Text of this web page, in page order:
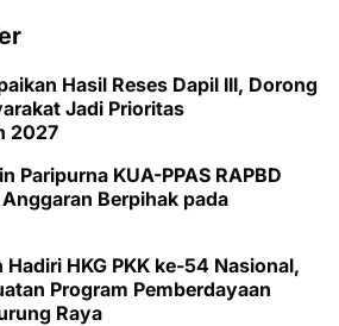
Hasil Reses Dapil III, Dorong
Jadi Prioritas
2027
Paripurna KUA-PPAS RAPBD
Berpihak pada
Hadiri HKG PKK ke-54 Nasional,
Program Pemberdayaan
Raya